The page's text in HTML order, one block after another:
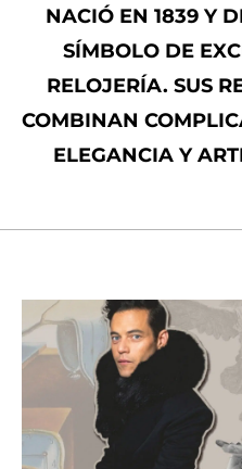
NACIÓ EN 1839 Y
SÍMBOLO DE
RELOJERÍA. SUS
COMBINAN
ELEGANCIA Y